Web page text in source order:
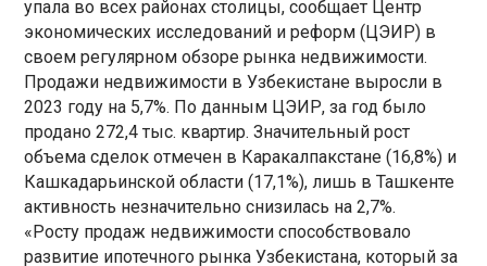
упала во всех районах столицы, сообщает Центр
экономических исследований и реформ (ЦЭИР) в
своем регулярном обзоре рынка недвижимости.
Продажи недвижимости в Узбекистане выросли в
2023 году на 5,7%. По данным ЦЭИР, за год было
продано 272,4 тыс. квартир. Значительный рост
объема сделок отмечен в Каракалпакстане (16,8%) и
Кашкадарьинской области (17,1%), лишь в Ташкенте
активность незначительно снизилась на 2,7%.
«Росту продаж недвижимости способствовало
развитие ипотечного рынка Узбекистана, который за